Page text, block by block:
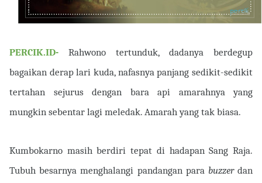
PERCIK.ID-
Rahwono tertunduk, dadanya berdegup
bagaikan derap lari kuda, nafasnya panjang sedikit-sedikit
tertahan sejurus dengan bara api amarahnya yang
mungkin sebentar lagi meledak. Amarah yang tak biasa.
Kumbokarno masih berdiri tepat di hadapan Sang Raja.
Tubuh besarnya menghalangi pandangan para buzzerdan